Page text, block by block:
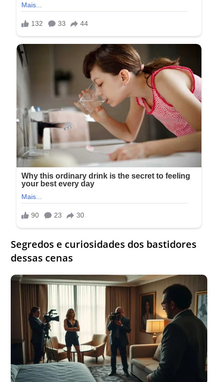
Segredos e curiosidades dos bastidores
dessas cenas